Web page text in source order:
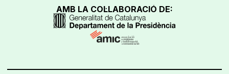
AMB LA COL·LABORACIÓ DE: